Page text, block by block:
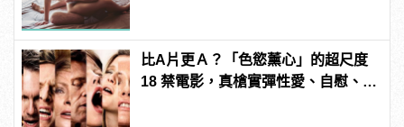
比A片更Ａ？「色慾薰心」的超尺度
18 禁電影，真槍實彈性愛、自慰、